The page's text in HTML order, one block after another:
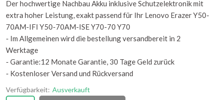
Der hochwertige Nachbau Akku inklusive Schutzelektronik mit
extra hoher Leistung, exakt passend für Ihr Lenovo Erazer Y50-
70AM-IFI Y50-70AM-ISE Y70-70 Y70
- Im Allgemeinen wird die bestellung versandbereit in 2
Werktage
- Garantie:12 Monate Garantie, 30 Tage Geld zurück
- Kostenloser Versand und Rückversand
Verfügbarkeit: Ausverkauft